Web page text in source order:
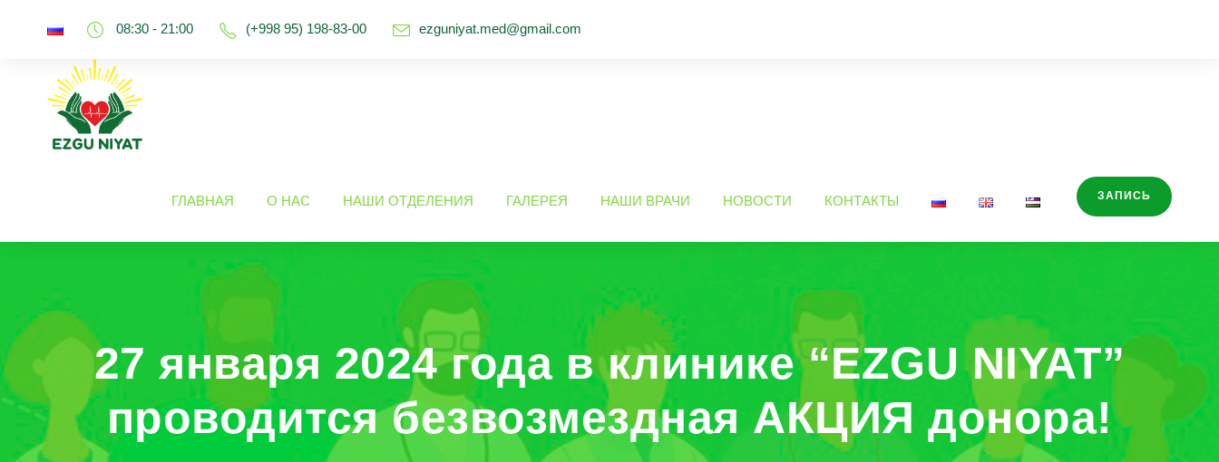
08:30 - 21:00 (+998 95) 198-83-00 ezguniyat.med@gmail.com
ГЛАВНАЯ О НАС НАШИ ОТДЕЛЕНИЯ ГАЛЕРЕЯ НАШИ ВРАЧИ НОВОСТИ КОНТАКТЫ ЗАПИСЬ
27 января 2024 года в клинике “EZGU NIYAT”
проводится безвозмездная АКЦИЯ донора!